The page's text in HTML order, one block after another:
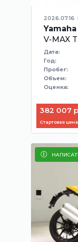
2026.07.16
Yamaha
V-MAX
Дата:
Год:
Пробег:
Объем:
Оценка:
382 007
Стартовая цена